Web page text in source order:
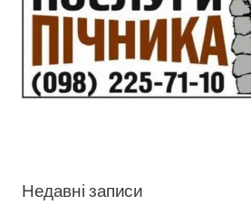
Недавні записи